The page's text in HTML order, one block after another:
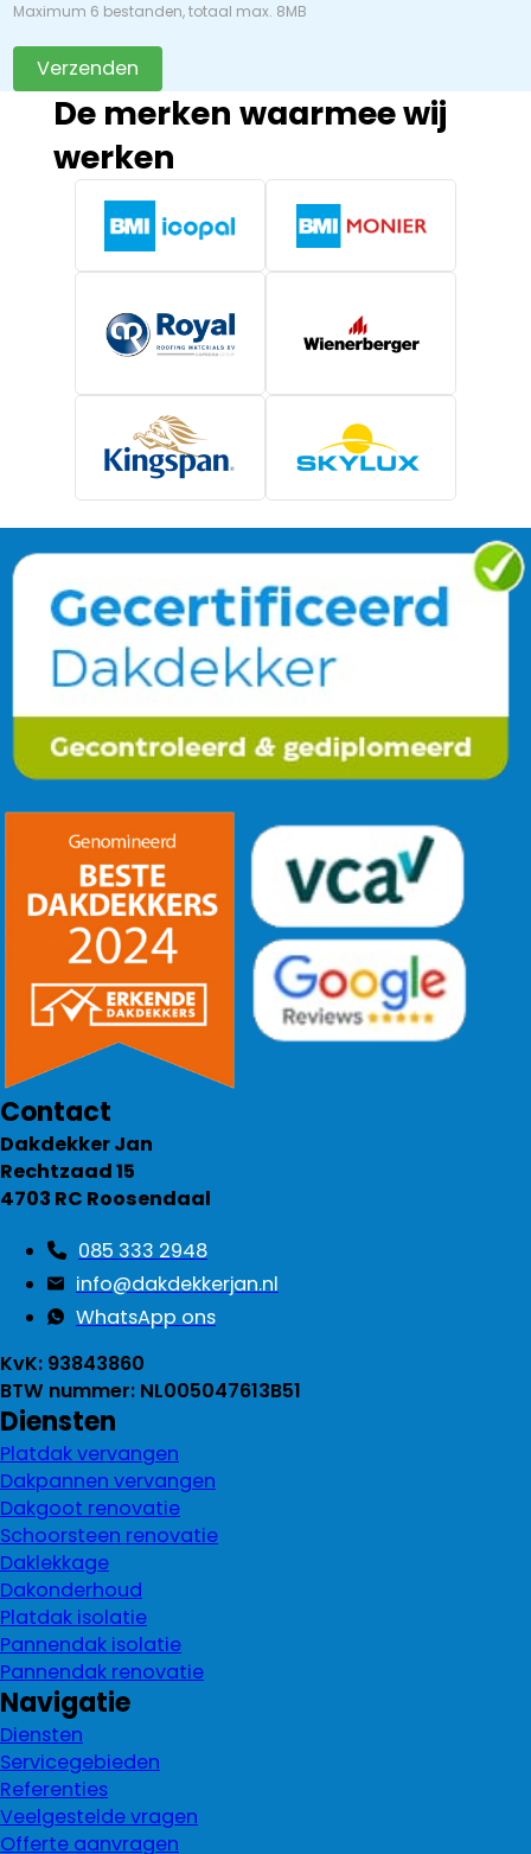
Maximum 6 bestanden, totaal max. 8MB
Verzenden
De merken waarmee wij
werken
Contact
Dakdekker Jan
Rechtzaad 15
4703 RC Roosendaal
085 333 2948
info@dakdekkerjan.nl
WhatsApp ons
KvK: 93843860
BTW nummer: NL005047613B51
Diensten
Platdak vervangen
Dakpannen vervangen
Dakgoot renovatie
Schoorsteen renovatie
Daklekkage
Dakonderhoud
Platdak isolatie
Pannendak isolatie
Pannendak renovatie
Navigatie
Diensten
Servicegebieden
Referenties
Veelgestelde vragen
Offerte aanvragen